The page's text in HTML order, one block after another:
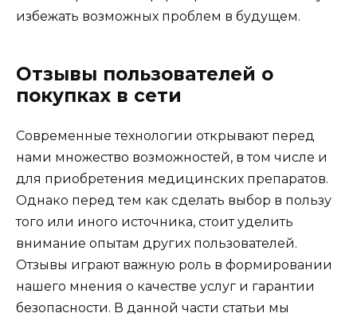
избежать возможных проблем в будущем.
Отзывы пользователей о
покупках в сети
Современные технологии открывают перед
нами множество возможностей, в том числе и
для приобретения медицинских препаратов.
Однако перед тем как сделать выбор в пользу
того или иного источника, стоит уделить
внимание опытам других пользователей.
Отзывы играют важную роль в формировании
нашего мнения о качестве услуг и гарантии
безопасности. В данной части статьи мы